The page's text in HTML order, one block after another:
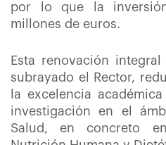
por lo que la
millones de euros.
Esta renovación
subrayado el Rector,
la excelencia
investigación en el
Salud, en concreto